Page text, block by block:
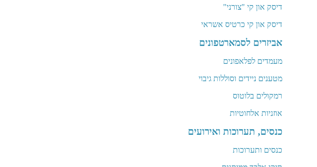
דיסק און קי "צורני"
דיסק און קי כרטיס אשראי
אביזרים לסמארטפונים
מעמדים לפלאפונים
מטענים ניידים וסוללות גיבוי
רמקולים בלוטוס
אוזניות אלחוטיות
כנסים, תערוכות ואירועים
כנסים ותערוכות